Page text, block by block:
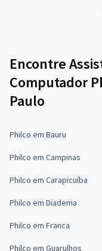
Encontre
Computador
Paulo
Philco em Bauru
Philco em Campinas
Philco em Carapicuíba
Philco em Diadema
Philco em Franca
Philco em Guarulhos